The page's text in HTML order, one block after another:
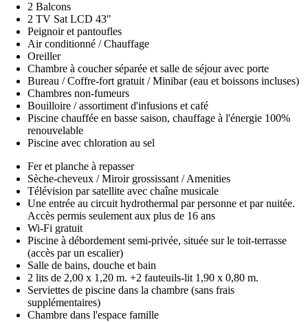
2 Balcons
2 TV Sat LCD 43"
Peignoir et pantoufles
Air conditionné / Chauffage
Oreiller
Chambre à coucher séparée et salle de séjour avec porte
Bureau / Coffre-fort gratuit / Minibar (eau et boissons incluses)
Chambres non-fumeurs
Bouilloire / assortiment d'infusions et café
Piscine chauffée en basse saison, chauffage à l'énergie 100%
renouvelable
Piscine avec chloration au sel
Fer et planche à repasser
Sèche-cheveux / Miroir grossissant / Amenities
Télévision par satellite avec chaîne musicale
Une entrée au circuit hydrothermal par personne et par nuitée.
Accès permis seulement aux plus de 16 ans
Wi-Fi gratuit
Piscine à débordement semi-privée, située sur le toit-terrasse
(accès par un escalier)
Salle de bains, douche et bain
2 lits de 2,00 x 1,20 m. +2 fauteuils-lit 1,90 x 0,80 m.
Serviettes de piscine dans la chambre (sans frais
supplémentaires)
Chambre dans l'espace famille